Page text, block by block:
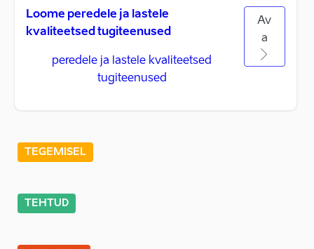
Loome peredele ja lastele
kvaliteetsed tugiteenused
peredele ja lastele kvaliteetsed
tugiteenused
Av
a
TEGEMISEL
TEHTUD